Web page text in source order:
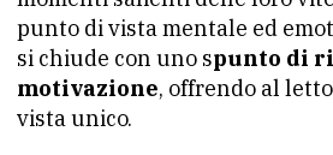
punto di vista mentale ed
si chiude con uno spunto di
motivazione, offrendo al
vista unico.